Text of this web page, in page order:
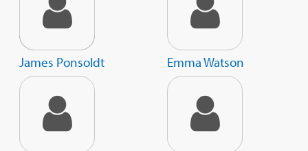
James Ponsoldt Emma Watson